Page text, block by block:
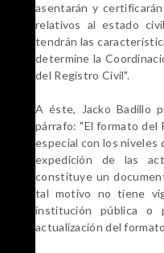
asentarán y
relativos al estado
tendrán las
determine la
del Registro Civil".
A éste, Jacko Badillo
párrafo: "El formato del
especial con los niveles
expedición de las
constituye un
tal motivo no tiene
institución pública o
actualización del